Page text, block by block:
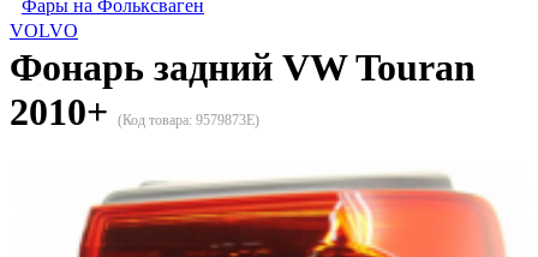
Фары на Фольксваген
VOLVO
Фонарь задний VW Touran
2010+
(Код товара: 9579873E)